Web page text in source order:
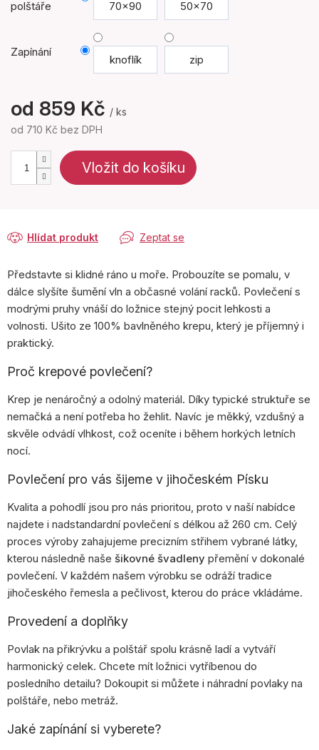
polštáře
70x90 50x70
Zapínání
knoflík zip
od 859 Kč / ks
od 710 Kč bez DPH
Vložit do košíku
Zeptat se
Hlídat produkt
Představte si klidné ráno u moře. Probouzíte se pomalu, v
dálce slyšíte šumění vln a občasné volání racků. Povlečení s
modrými pruhy vnáší do ložnice stejný pocit lehkosti a
volnosti. Ušito ze 100% bavlněného krepu, který je příjemný i
praktický.
Proč krepové povlečení?
Krep je nenáročný a odolný materiál. Díky typické struktuře se
nemačká a není potřeba ho žehlit. Navíc je měkký, vzdušný a
skvěle odvádí vlhkost, což oceníte i během horkých letních
nocí.
Povlečení pro vás šijeme v jihočeském Písku
Kvalita a pohodlí jsou pro nás prioritou, proto v naší nabídce
najdete i nadstandardní povlečení s délkou až 260 cm. Celý
proces výroby zahajujeme precizním střihem vybrané látky,
kterou následně naše šikovné švadleny přemění v dokonalé
povlečení. V každém našem výrobku se odráží tradice
jihočeského řemesla a pečlivost, kterou do práce vkládáme.
Provedení a doplňky
Povlak na přikrývku a polštář spolu krásně ladí a vytváří
harmonický celek. Chcete mít ložnici vytříbenou do
posledního detailu? Dokoupit si můžete i náhradní povlaky na
polštáře, nebo metráž.
Jaké zapínání si vyberete?